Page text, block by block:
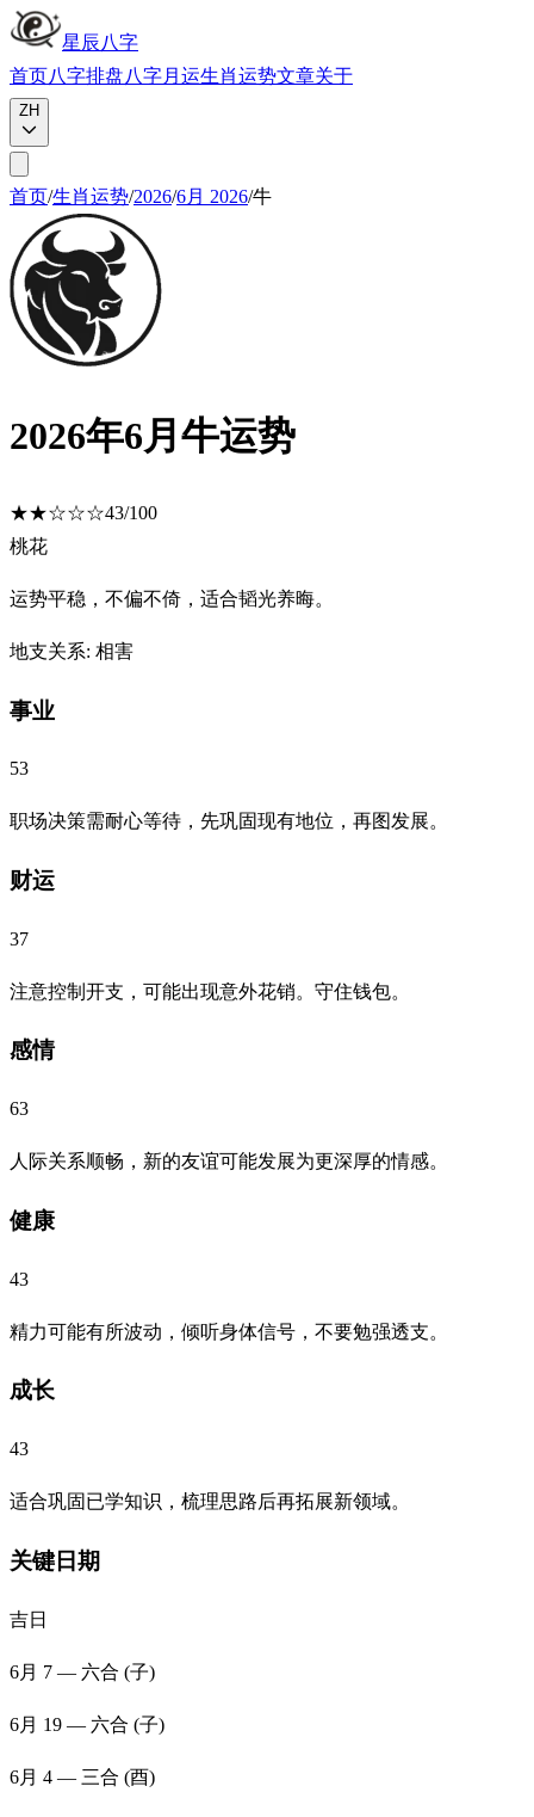
星辰八字
首页八字排盘八字月运生肖运势文章关于
ZH
首页/生肖运势/2026/6月 2026/牛
2026年6月牛运势
★★☆☆☆43/100
桃花
运势平稳，不偏不倚，适合韬光养晦。
地支关系: 相害
事业
53
职场决策需耐心等待，先巩固现有地位，再图发展。
财运
37
注意控制开支，可能出现意外花销。守住钱包。
感情
63
人际关系顺畅，新的友谊可能发展为更深厚的情感。
健康
43
精力可能有所波动，倾听身体信号，不要勉强透支。
成长
43
适合巩固已学知识，梳理思路后再拓展新领域。
关键日期
吉日
6月 7 — 六合 (子)
6月 19 — 六合 (子)
6月 4 — 三合 (酉)